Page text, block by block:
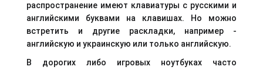
распространение имеют клавиатуры с русскими и
английскими буквами на клавишах. Но можно
встретить и другие раскладки, например -
английскую и украинскую или только английскую.
В дорогих либо игровых ноутбуках часто